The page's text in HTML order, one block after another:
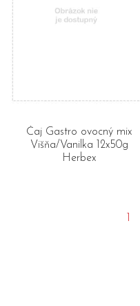
Čaj Gastro ovocný mix
Višňa/Vanilka 12x50g
Herbex
1